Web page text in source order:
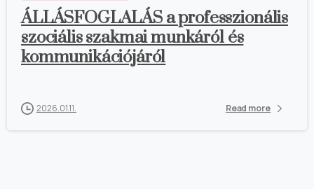
ÁLLÁSFOGLALÁS a professzionális
szociális szakmai munkáról és
kommunikációjáról
2026.01.11. Read more